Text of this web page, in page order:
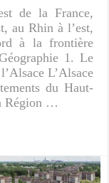
de la France,
au Rhin à l’est,
à la frontière
1. Le
L’Alsace
du Haut-
Région …